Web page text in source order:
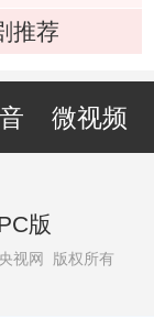
推荐
微视频
版
视网 版权所有